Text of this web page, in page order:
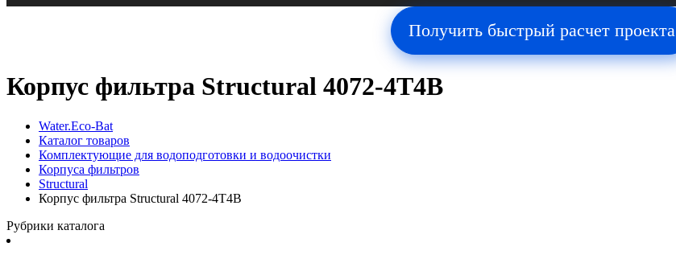
Получить быстрый расчет проекта
Корпус фильтра Structural 4072-4T4B
Water.Eco-Bat
Каталог товаров
Комплектующие для водоподготовки и водоочистки
Корпуса фильтров
Structural
Корпус фильтра Structural 4072-4T4B
Рубрики каталога